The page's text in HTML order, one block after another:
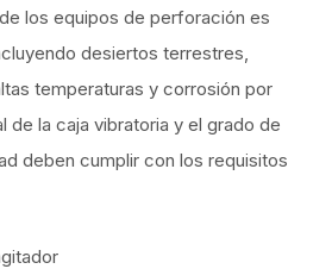
los equipos de perforación es
desiertos terrestres,
temperaturas y corrosión por
de la caja vibratoria y el grado de
deben cumplir con los requisitos